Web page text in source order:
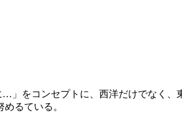
」をコンセプトに、西洋だけでなく
るている。